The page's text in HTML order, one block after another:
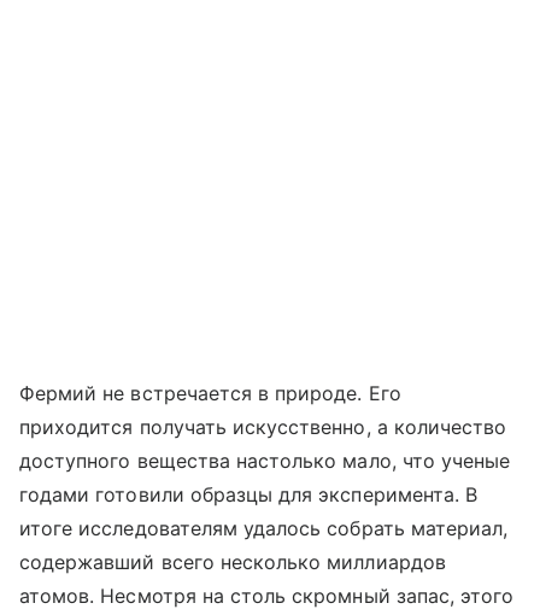
Фермий не встречается в природе. Его
приходится получать искусственно, а количество
доступного вещества настолько мало, что ученые
годами готовили образцы для эксперимента. В
итоге исследователям удалось собрать материал,
содержавший всего несколько миллиардов
атомов. Несмотря на столь скромный запас, этого